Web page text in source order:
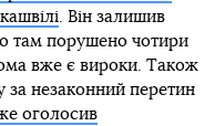
. Він залишив
там порушено чотири
вже є вироки. Також
незаконний перетин
оголосив